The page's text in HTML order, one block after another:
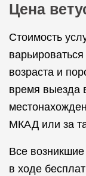
Цена
Стоимость
возраста и
время выезда
МКАД или за
Все
в ходе